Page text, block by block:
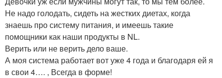
Не надо голодать, сидеть на жестких диетах, когда
знаешь про систему питания, и имеешь такие
помощники как наши продукты в NL.
Верить или не верить дело ваше.
А моя система работает вот уже 4 года и благодаря ей я
в свои 4…. , Всегда в форме!